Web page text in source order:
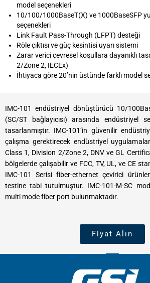
model seçenekleri
10/100/1000BaseT(X) ve 1000BaseSFP
seçenekleri
Link Fault Pass-Through (LFPT) desteği
Röle çıktısı ve güç kesintisi uyarı sistemi
Zarar verici çevresel koşullara dayanıklı
2/Zone 2, IECEx)
İhtiyaca göre 20’nin üstünde farklı model
IMC-101 endüstriyel dönüştürücü 10/
(SC/ST bağlayıcısı) arasında endüstriyel
tasarlanmıştır. IMC-101’in güvenilir
çalışma gerektirecek endüstriyel
Class 1, Division 2/Zone 2, DNV ve GL
bölgelerde çalışabilir ve FCC, TV, UL, ve CE
IMC-101 Serisi fiber-ethernet çevirici
testine tabi tutulmuştur. IMC-101-M-SC
multi mode fiber port bulunmaktadır.
Fiyat Alın